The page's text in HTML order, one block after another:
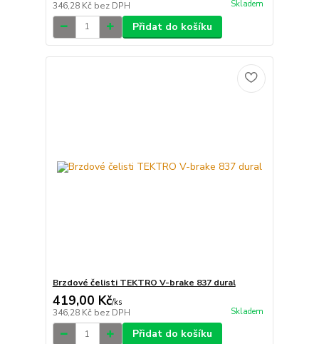
346,28 Kč bez DPH Skladem
Přidat do košíku
Brzdové čelisti TEKTRO V-brake 837 dural
419,00 Kč/ks
346,28 Kč bez DPH Skladem
Přidat do košíku